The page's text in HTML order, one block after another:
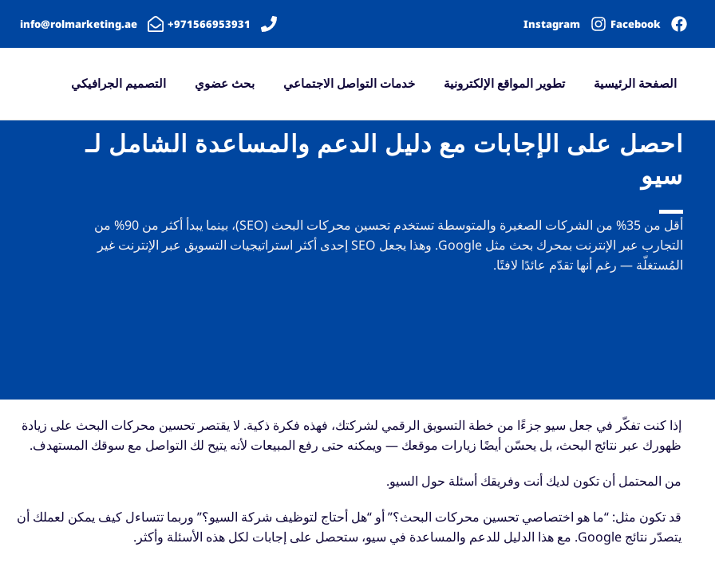
Facebook
Instagram
971566953931+
info@rolmarketing.ae
الصفحة الرئيسية تطوير المواقع الإلكترونية خدمات التواصل الاجتماعي بحث عضوي التصميم الجرافيكي
احصل على الإجابات مع دليل الدعم والمساعدة الشامل لـ
سيو
أقل من 35% من الشركات الصغيرة والمتوسطة تستخدم تحسين محركات البحث (SEO)، بينما يبدأ أكثر من 90% من
التجارب عبر الإنترنت بمحرك بحث مثل Google. وهذا يجعل SEO إحدى أكثر استراتيجيات التسويق عبر الإنترنت غير
المُستغلّة — رغم أنها تقدّم عائدًا لافتًا.
إذا كنت تفكّر في جعل سيو جزءًا من خطة التسويق الرقمي لشركتك، فهذه فكرة ذكية. لا يقتصر تحسين محركات البحث على زيادة
ظهورك عبر نتائج البحث، بل يحسّن أيضًا زيارات موقعك — ويمكنه حتى رفع المبيعات لأنه يتيح لك التواصل مع سوقك المستهدف.
من المحتمل أن تكون لديك أنت وفريقك أسئلة حول السيو.
قد تكون مثل: “ما هو اختصاصي تحسين محركات البحث؟” أو “هل أحتاج لتوظيف شركة السيو؟” وربما تتساءل كيف يمكن لعملك أن
يتصدّر نتائج Google. مع هذا الدليل للدعم والمساعدة في سيو، ستحصل على إجابات لكل هذه الأسئلة وأكثر.